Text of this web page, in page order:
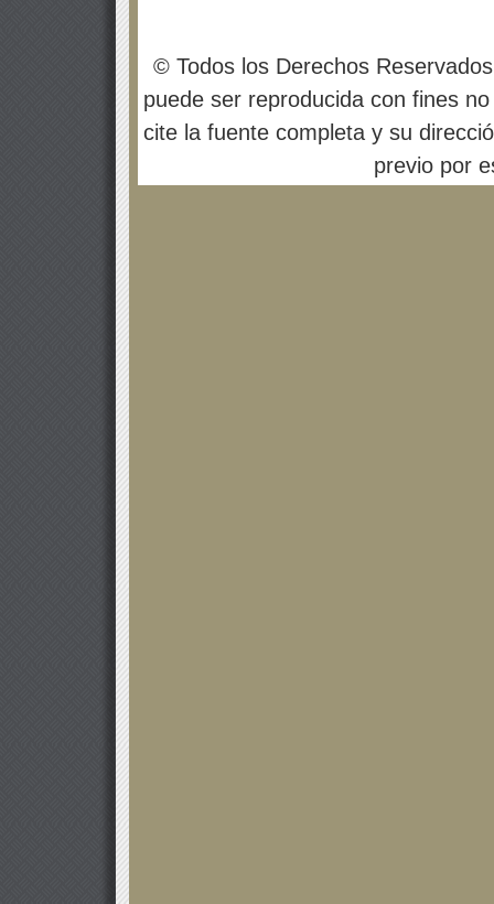
© Todos los Derechos
puede ser reproducida con fines
cite la fuente completa y su
previo por